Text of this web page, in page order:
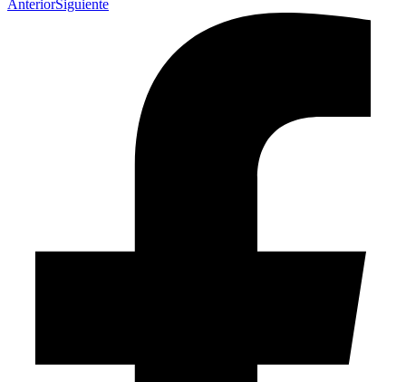
AnteriorSiguiente